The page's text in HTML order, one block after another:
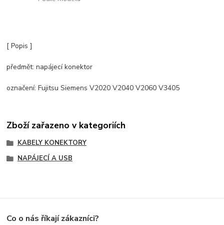
[ Popis ]
předmět: napájecí konektor
označení: Fujitsu Siemens V2020 V2040 V2060 V3405
Zboží zařazeno v kategoriích
KABELY KONEKTORY
NAPÁJECÍ A USB
Co o nás říkají zákazníci?